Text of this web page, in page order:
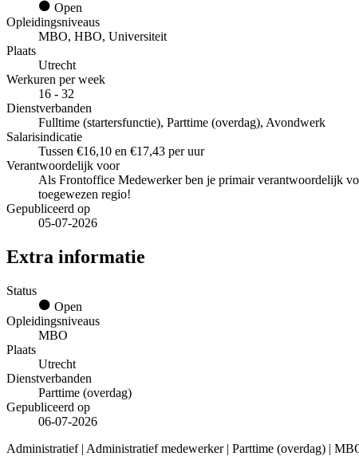
Open
Opleidingsniveaus
MBO, HBO, Universiteit
Plaats
Utrecht
Werkuren per week
16 - 32
Dienstverbanden
Fulltime (startersfunctie), Parttime (overdag), Avondwerk
Salarisindicatie
Tussen €16,10 en €17,43 per uur
Verantwoordelijk voor
Als Frontoffice Medewerker ben je primair verantwoordelijk
toegewezen regio!
Gepubliceerd op
05-07-2026
Extra informatie
Status
Open
Opleidingsniveaus
MBO
Plaats
Utrecht
Dienstverbanden
Parttime (overdag)
Gepubliceerd op
06-07-2026
Administratief | Administratief medewerker | Parttime (overdag) |